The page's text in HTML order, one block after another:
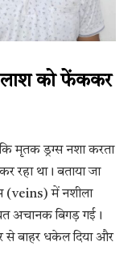
को फेंककर
मृतक ड्रग्स नशा करता
रहा था। बताया जा
(veins) में नशीला
अचानक बिगड़ गई।
से बाहर धकेल दिया और